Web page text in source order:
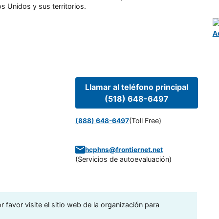
Unidos y sus territorios.
Llamar al teléfono principal
(518) 648-6497
(888) 648-6497(Toll Free)
hcphns@frontiernet.net
(Servicios de autoevaluación)
favor visite el sitio web de la organización para